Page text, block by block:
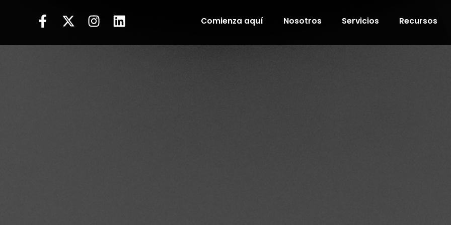
Comienza aquí Nosotros Servicios Recursos